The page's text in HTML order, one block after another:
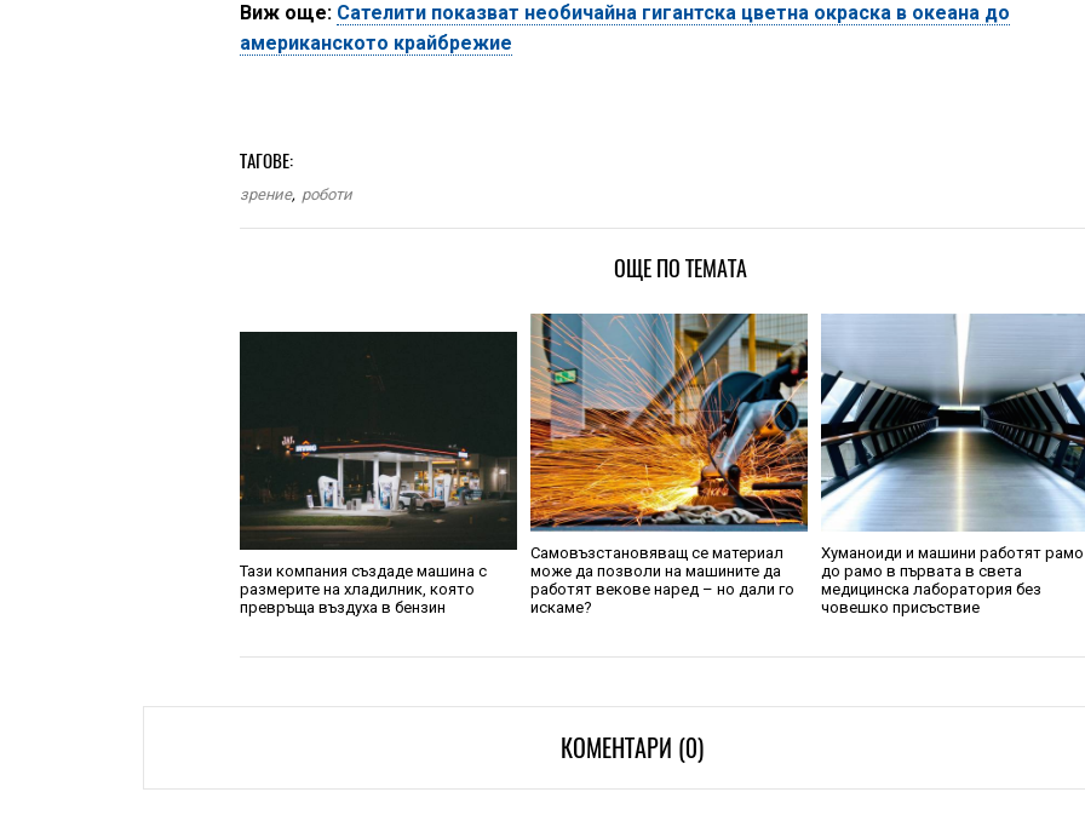
Виж още: Сателити показват необичайна гигантска цветна окраска в океана до
американското крайбрежие
ТАГОВЕ:
зрение, роботи
ОЩЕ ПО ТЕМАТА
Тази компания създаде машина с
размерите на хладилник, която
превръща въздуха в бензин
Самовъзстановяващ се материал
може да позволи на машините да
работят векове наред – но дали го
искаме?
Хуманоиди и машини работят рамо
до рамо в първата в света
медицинска лаборатория без
човешко присъствие
КОМЕНТАРИ (0)